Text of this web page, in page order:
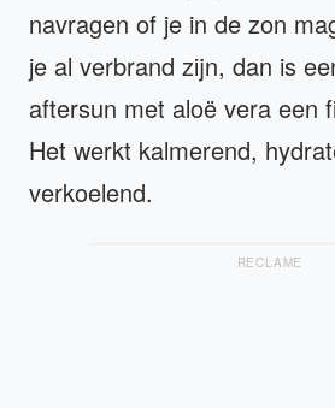
navragen of je in de zon
je al verbrand zijn, dan is
aftersun met aloë vera een
Het werkt kalmerend,
verkoelend.
RECLAME